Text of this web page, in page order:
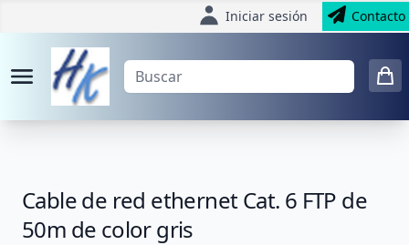
Iniciar sesión Contacto
Cable de red ethernet Cat. 6 FTP de
50m de color gris